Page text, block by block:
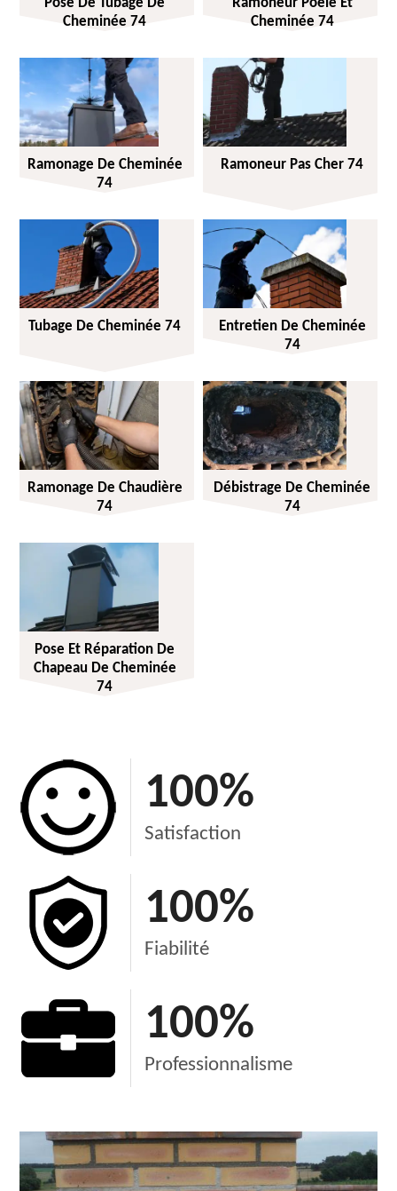
Pose De Tubage De
Cheminée 74
Ramoneur Poêle Et
Cheminée 74
Ramonage De Cheminée
74
Ramoneur Pas Cher 74
Tubage De Cheminée 74
Entretien De Cheminée
74
Ramonage De Chaudière
74
Débistrage De Cheminée
74
Pose Et Réparation De
Chapeau De Cheminée
74
100%
Satisfaction
100%
Fiabilité
100%
Professionnalisme